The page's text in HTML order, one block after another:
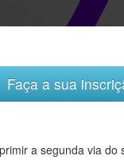
Faça a sua
a segunda via do